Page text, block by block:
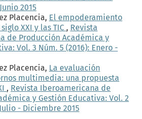
2015
Placencia, El empoderamiento
XXI y las TIC , Revista
de Producción Académica y
Vol. 3 Núm. 5 (2016): Enero -
Placencia, La evaluación
multimedia: una propuesta
, Revista Iberoamericana de
y Gestión Educativa: Vol. 2
- Diciembre 2015